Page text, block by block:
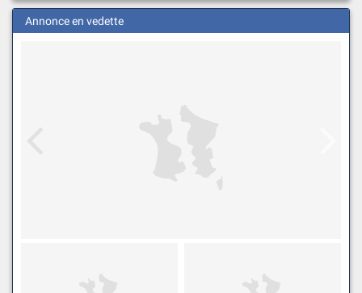
Annonce en vedette